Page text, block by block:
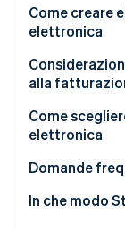
Come creare
elettronica
Analisi dei
Controlli di
alla
Misure di
Come
elettronica
Valuta le tue
Valuta le
Domande
In che modo